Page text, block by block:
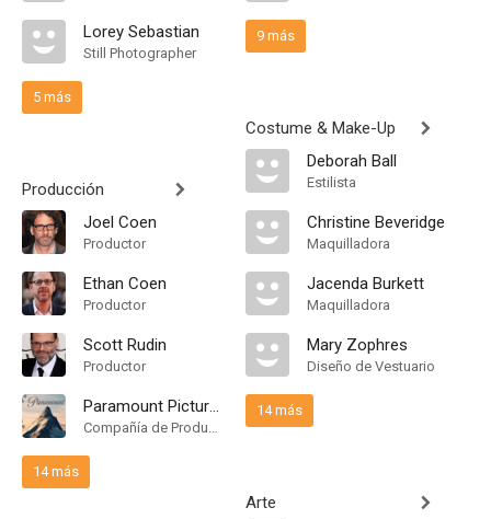
Lorey Sebastian
Still Photographer
5 más
Producción
Joel Coen
Productor
Ethan Coen
Productor
Scott Rudin
Productor
Paramount Pictures
Compañía de Produccion
14 más
9 más
Costume & Make-Up
Deborah Ball
Estilista
Christine Beveridge
Maquilladora
Jacenda Burkett
Maquilladora
Mary Zophres
Diseño de Vestuario
14 más
Arte